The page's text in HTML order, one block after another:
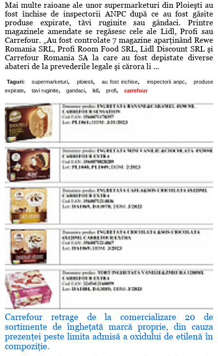
Mai multe raioane ale unor supermarketuri din Ploieşti au
fost închise de inspectorii ANPC după ce au fost găsite
produse expirate, tăvi ruginite sau gândaci. Printre
magazinele amendate se regăsesc cele ale Lidl, Profi sau
Carrefour. „Au fost controlate 7 magazine aparţinând Rewe
Romania SRL, Profi Room Food SRL, Lidl Discount SRL şi
Carrefour Romania SA la care au fost depistate diverse
abateri de la prevederile legale şi cărora li ...
Taguri: supermarketuri, ploiesti, au fost inchise, inspectorii anpc,
produse
expirate, tavi ruginite, gandaci, lidl , profi, carrefour
Carrefour retrage de la comercializare 20 de
sortimente de îngheţată marcă proprie, din cauza
prezenţei peste limita admisă a oxidului de etilenă în
compoziţie.